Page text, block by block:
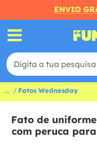
ENVIO
... Fatos Wednesday
Fato de
com peruca